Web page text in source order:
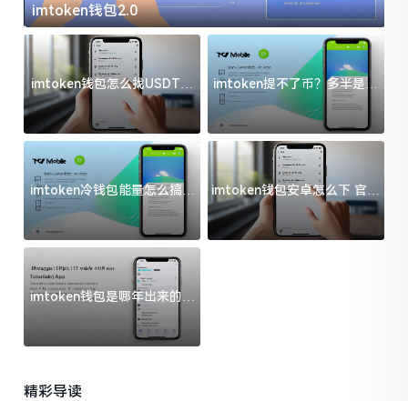
imtoken钱包2.0
imtoken钱包怎么找USDT地
址？三步搞定不踩坑
imtoken提不了币？多半是这
几件事没处理好
imtoken冷钱包能量怎么搞？
过来人告诉你门道
imtoken钱包安卓怎么下 官方
渠道避坑指南
imtoken钱包是哪年出来的？
一文给你说清楚
精彩导读